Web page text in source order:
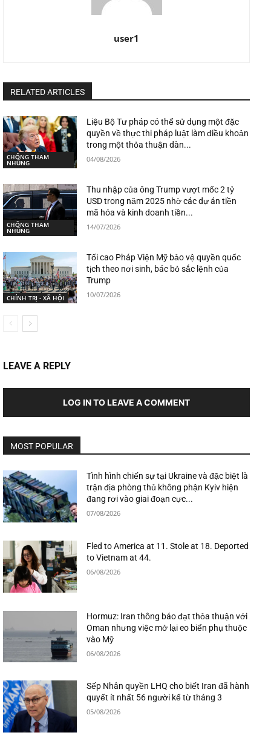
user1
RELATED ARTICLES
CHỐNG THAM
NHŨNG
Liệu Bộ Tư pháp có thể sử dụng một đặc
quyền về thực thi pháp luật làm điều khoản
trong một thỏa thuận dàn...
04/08/2026
CHỐNG THAM
NHŨNG
Thu nhập của ông Trump vượt mốc 2 tỷ
USD trong năm 2025 nhờ các dự án tiền
mã hóa và kinh doanh tiền...
14/07/2026
CHÍNH TRỊ - XÃ HỘI
Tối cao Pháp Viện Mỹ bảo vệ quyền quốc
tịch theo nơi sinh, bác bỏ sắc lệnh của
Trump
10/07/2026
LEAVE A REPLY
LOG IN TO LEAVE A COMMENT
MOST POPULAR
Tình hình chiến sự tại Ukraine và đặc biệt là
trận địa phòng thủ không phận Kyiv hiện
đang rơi vào giai đoạn cực...
07/08/2026
Fled to America at 11. Stole at 18. Deported
to Vietnam at 44.
06/08/2026
Hormuz: Iran thông báo đạt thỏa thuận với
Oman nhưng việc mở lại eo biển phụ thuộc
vào Mỹ
06/08/2026
Sếp Nhân quyền LHQ cho biết Iran đã hành
quyết ít nhất 56 người kể từ tháng 3
05/08/2026